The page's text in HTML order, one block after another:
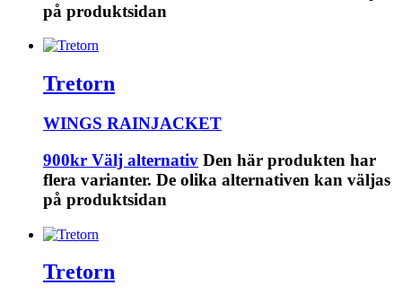
på produktsidan
Tretorn
WINGS RAINJACKET
900kr Välj alternativ Den här produkten har
flera varianter. De olika alternativen kan väljas
på produktsidan
Tretorn